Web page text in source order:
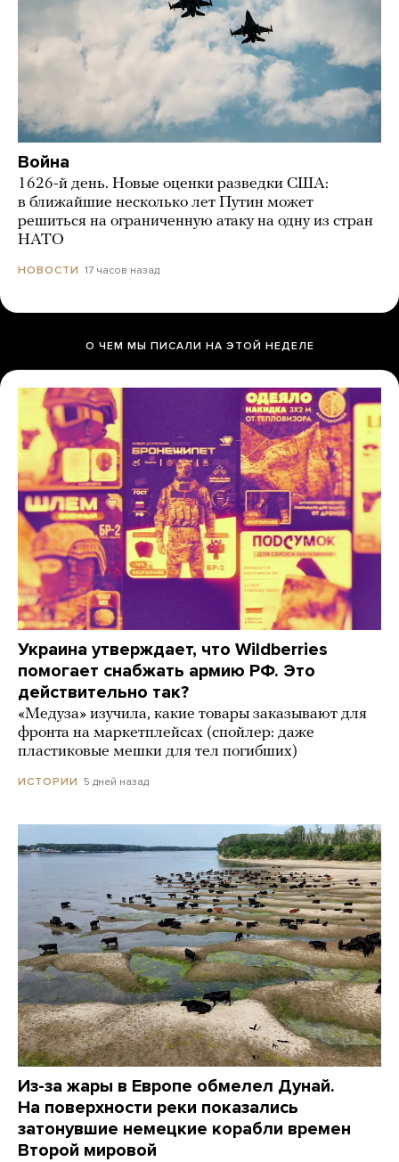
Война
1626-й день. Новые оценки разведки США:
в ближайшие несколько лет Путин может
решиться на ограниченную атаку на одну из стран
НАТО
НОВОСТИ 17 часов назад
О ЧЕМ МЫ ПИСАЛИ НА ЭТОЙ НЕДЕЛЕ
Украина утверждает, что Wildberries
помогает снабжать армию РФ. Это
действительно так?
«Медуза» изучила, какие товары заказывают для
фронта на маркетплейсах (спойлер: даже
пластиковые мешки для тел погибших)
ИСТОРИИ 5 дней назад
Из-за жары в Европе обмелел Дунай.
На поверхности реки показались
затонувшие немецкие корабли времен
Второй мировой